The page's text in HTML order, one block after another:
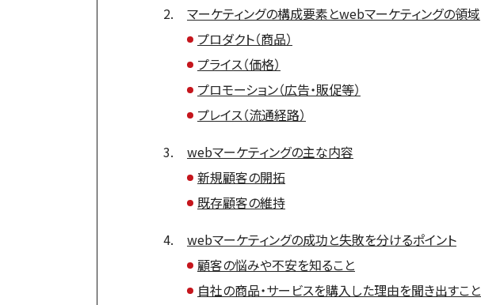
マーケティングの構成要素とwebマーケティングの領域
プロダクト（商品）
プライス（価格）
プロモーション（広告・販促等）
プレイス（流通経路）
webマーケティングの主な内容
新規顧客の開拓
既存顧客の維持
webマーケティングの成功と失敗を分けるポイント
顧客の悩みや不安を知ること
自社の商品・サービスを購入した理由を聞き出すこと